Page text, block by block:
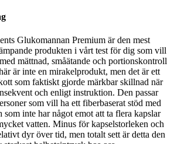
Glukomannan Premium är den mest
produkten i vårt test för dig som vill
mättnad, småätande och portionskontroll
är inte en mirakelprodukt, men det är ett
som faktiskt gjorde märkbar skillnad när
och enligt instruktion. Den passar
som vill ha ett fiberbaserat stöd med
inte har något emot att ta flera kapslar
vatten. Minus för kapselstorleken och
dyr över tid, men totalt sett är detta den